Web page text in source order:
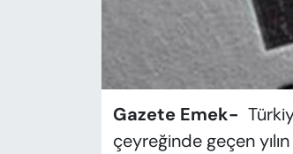
Gazete Emek-
çeyreğinde geçen
VAN VE DİYARBAKIR HABERLERİ